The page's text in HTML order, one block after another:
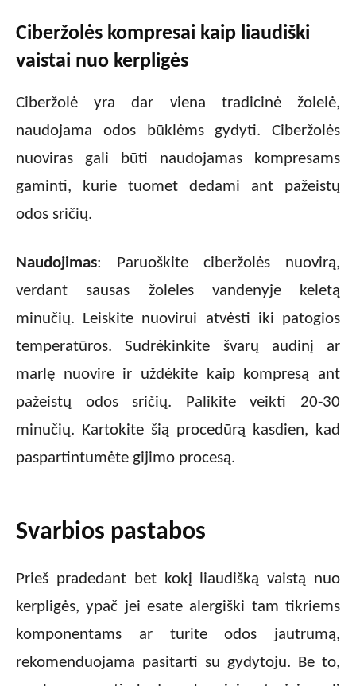
Ciberžolės kompresai kaip liaudiški
vaistai nuo kerpligės
Ciberžolė yra dar viena tradicinė žolelė,
naudojama odos būklėms gydyti. Ciberžolės
nuoviras gali būti naudojamas kompresams
gaminti, kurie tuomet dedami ant pažeistų
odos sričių.
Naudojimas: Paruoškite ciberžolės nuovirą,
verdant sausas žoleles vandenyje keletą
minučių. Leiskite nuovirui atvėsti iki patogios
temperatūros. Sudrėkinkite švarų audinį ar
marlę nuovire ir uždėkite kaip kompresą ant
pažeistų odos sričių. Palikite veikti 20-30
minučių. Kartokite šią procedūrą kasdien, kad
paspartintumėte gijimo procesą.
Svarbios pastabos
Prieš pradedant bet kokį liaudišką vaistą nuo
kerpligės, ypač jei esate alergiški tam tikriems
komponentams ar turite odos jautrumą,
rekomenduojama pasitarti su gydytoju. Be to,